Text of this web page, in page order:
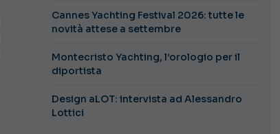
Cannes Yachting Festival 2026: tutte le
novità attese a settembre
Montecristo Yachting, l’orologio per il
diportista
Design aLOT: intervista ad Alessandro
Lottici